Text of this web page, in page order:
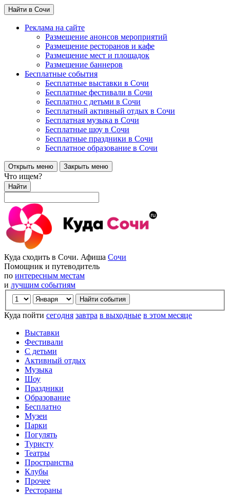
Найти в Сочи
Реклама на сайте
Размещение анонсов мероприятий
Размещение ресторанов и кафе
Размещение мест и площадок
Размещение баннеров
Бесплатные события
Бесплатные выставки в Сочи
Бесплатные фестивали в Сочи
Бесплатно с детьми в Сочи
Бесплатный активный отдых в Сочи
Бесплатная музыка в Сочи
Бесплатные шоу в Сочи
Бесплатные праздники в Сочи
Бесплатное образование в Сочи
Открыть меню Закрыть меню
Что ищем?
Найти
Куда сходить в Сочи. Афиша Сочи
Помощник и путеводитель
по интересным местам
и лучшим событиям
Куда пойти сегодня завтра в выходные в этом месяце
Выставки
Фестивали
С детьми
Активный отдых
Музыка
Шоу
Праздники
Образование
Бесплатно
Музеи
Парки
Погулять
Туристу
Театры
Пространства
Клубы
Прочее
Рестораны